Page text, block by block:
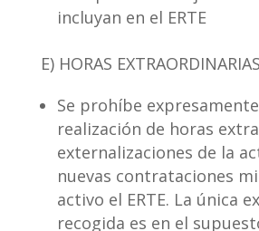
incluyan en el ERTE
E) HORAS EXTRAORDINARIAS
Se prohíbe
realización de horas
externalizaciones de la
nuevas contrataciones
activo el ERTE. La única
recogida es en el